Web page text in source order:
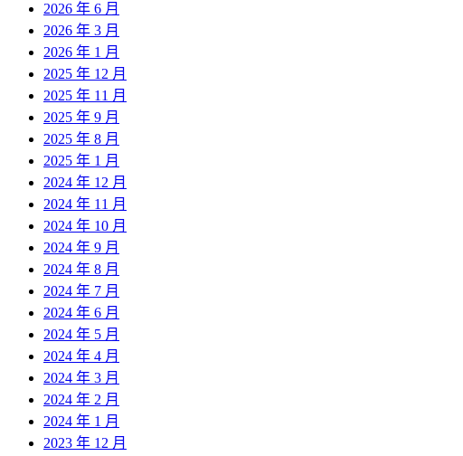
2026 年 6 月
2026 年 3 月
2026 年 1 月
2025 年 12 月
2025 年 11 月
2025 年 9 月
2025 年 8 月
2025 年 1 月
2024 年 12 月
2024 年 11 月
2024 年 10 月
2024 年 9 月
2024 年 8 月
2024 年 7 月
2024 年 6 月
2024 年 5 月
2024 年 4 月
2024 年 3 月
2024 年 2 月
2024 年 1 月
2023 年 12 月